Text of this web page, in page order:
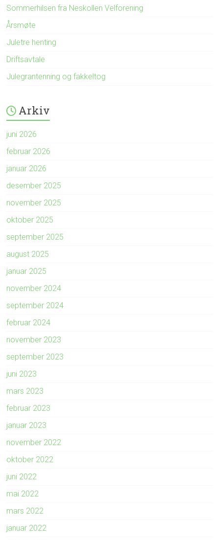
Sommerhilsen fra Neskollen Velforening
Årsmøte
Juletre henting
Driftsavtale
Julegrantenning og fakkeltog
Arkiv
juni 2026
februar 2026
januar 2026
desember 2025
november 2025
oktober 2025
september 2025
august 2025
januar 2025
november 2024
september 2024
februar 2024
november 2023
september 2023
juni 2023
mars 2023
februar 2023
januar 2023
november 2022
oktober 2022
juni 2022
mai 2022
mars 2022
januar 2022